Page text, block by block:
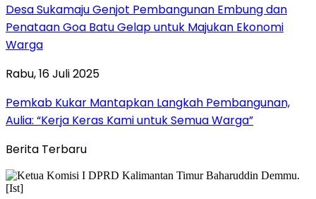
Desa Sukamaju Genjot Pembangunan Embung dan
Penataan Goa Batu Gelap untuk Majukan Ekonomi
Warga
Rabu, 16 Juli 2025
Pemkab Kukar Mantapkan Langkah Pembangunan,
Aulia: “Kerja Keras Kami untuk Semua Warga”
Berita Terbaru